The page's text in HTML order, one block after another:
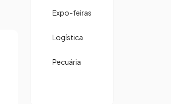
Expo-feiras
Logística
Pecuária